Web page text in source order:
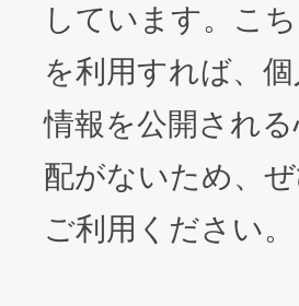
しています。こ
を利用すれば、個
情報を公開され
配がないため、
ご利用ください。